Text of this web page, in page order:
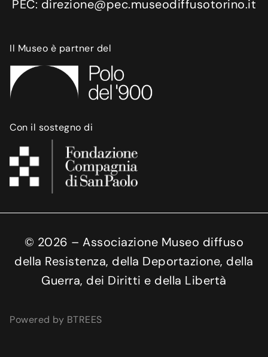
PEC: direzione@pec.museodiffusotorino.it
Il Museo è partner del
Con il sostegno di
© 2026 – Associazione Museo diffuso
della Resistenza, della Deportazione, della
Guerra, dei Diritti e della Libertà
Powered by BTREES